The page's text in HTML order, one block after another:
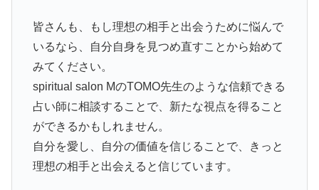
皆さんも、もし理想の相手と出会うために悩んで
いるなら、自分自身を見つめ直すことから始めて
みてください。
spiritual salon MのTOMO先生のような信頼できる
占い師に相談することで、新たな視点を得ること
ができるかもしれません。
自分を愛し、自分の価値を信じることで、きっと
理想の相手と出会えると信じています。